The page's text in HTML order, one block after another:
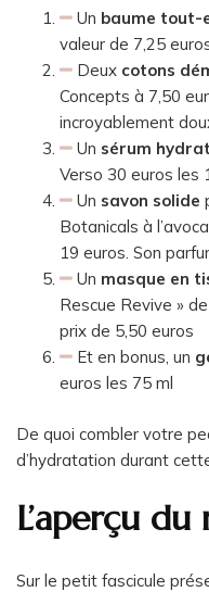
Un baume tout-
valeur de 7,25
Deux cotons
Concepts à 7,50
incroyablement
Un sérum
Verso 30 euros les
Un savon solide
Botanicals à
19 euros. Son
Un masque en
Rescue Revive »
prix de 5,50 euros
Et en bonus, un
euros les 75 ml
De quoi combler votre
d’hydratation durant
L’aperçu
Sur le petit fascicule